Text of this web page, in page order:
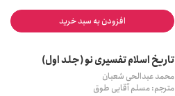
افزودن به سبد خرید
تاریخ اسلام تفسیری نو (جلد اول)
محمد عبدالحی شعبان
مترجم: مسلم آقایی طوق